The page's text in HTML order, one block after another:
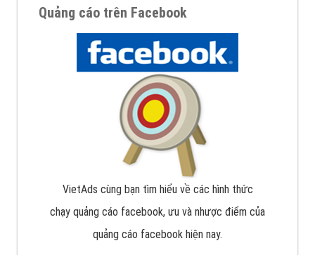
Google Ads là hình thức quảng cáo của Google được
tài trợ có chữ Ad gồm 4 ví trí trên cùng và 3 vị trí
dưới cùng
XEM CHI TIẾT